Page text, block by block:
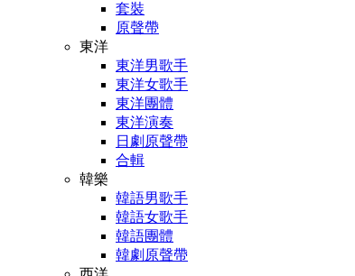
套裝
原聲帶
東洋
東洋男歌手
東洋女歌手
東洋團體
東洋演奏
日劇原聲帶
合輯
韓樂
韓語男歌手
韓語女歌手
韓語團體
韓劇原聲帶